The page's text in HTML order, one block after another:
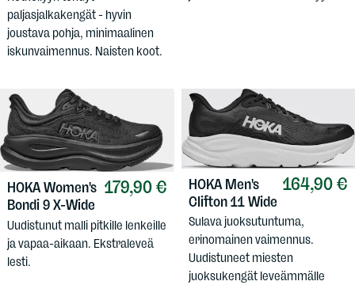
paljasjalkakengät - hyvin
joustava pohja, minimaalinen
iskunvaimennus. Naisten koot.
179,90 €
HOKAWomen's
Bondi 9 X-Wide
Uudistunut malli pitkille lenkeille
ja vapaa-aikaan. Ekstraleveä
lesti.
164,90 €
HOKAMen's
Clifton 11 Wide
Sulava juoksutuntuma,
erinomainen vaimennus.
Uudistuneet miesten
juoksukengät leveämmälle